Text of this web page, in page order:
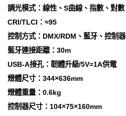
調光模式：線性、S曲線、指數、對數
CRI/TLCI：≈95
控制方式：DMX/RDM、藍牙、控制器
藍牙連接距離：30m
USB-A接孔：韌體升級/5V=1A供電
燈體尺寸：344×636mm
燈體重量：0.6kg
控制器尺寸：104×75×160mm